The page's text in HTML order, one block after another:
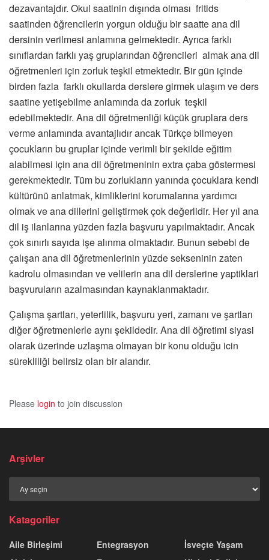
dezavantajdır. Okul saatinin dışında olması fritids
saatinden öğrencilerin yorgun olduğu bir saatte ana dil
dersinin verilmesi anlamına gelmektedir. Ayrıca farklı
sınıflardan farklı yaş gruplarından öğrencileri almak ana dil
öğretmenleri için zorluk teşkil etmektedir. Bir gün içinde
birden fazla farklı okullarda derslere girmek ulaşım ve ders
saatine yetişebilme anlamında da zorluk teşkil
edebilmektedir. Ana dil öğretmenliği küçük gruplara ders
verme anlamında avantajlıdır ancak Türkçe bilmeyen
çocukların bu gruplar içinde verimli bir şekilde eğitim
alabilmesi için ana dil öğretmeninin extra çaba göstermesi
gerekmektedir. Tüm bu zorlukların yanında çocuklara kendi
kültürünü anlatmak, kimliklerini korumalarına yardımcı
olmak ve ana dillerini geliştirmek çok değerlidir. Her yıl ana
dil iş ilanlarına yüzden fazla başvuru yapılmaktadır. Ancak
çok sınırlı sayıda işe alınma olmaktadır. Bunun sebebi de
çalışan ana dil öğretmenlerinin yüzde sekseninin zaten
kadrolu olmasından ve velilerin ana dil derslerine yaptiklari
başvuruların azalmasından kaynaklanmaktadır.
Çalışma şartları, yeterlilik, başvuru yeri, zamanı ve şartları
diğer öğretmenlerle aynı şekildedir. Ana dil öğretimi siyasi
olarak üzerinde uzlaşma olmayan bir konu olduğu icin
sürekliliği belirsiz olan bir alandır.
Please login to join discussion
Arşivler
Katagoriler
Aile Birleşimi
Entegrasyon
İsveçte Yaşam